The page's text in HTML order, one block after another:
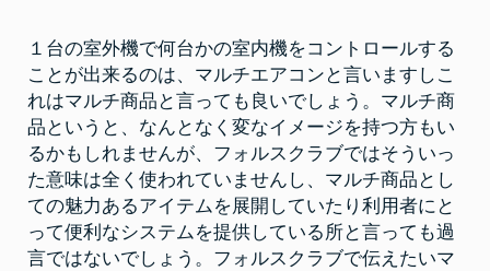
品
と
し
て
コ
ン
ト
ロ
ー
ル
で
き
る
か
１台の室外機で何台かの室内機をコントロールする
ことが出来るのは、マルチエアコンと言いますしこ
れはマルチ商品と言っても良いでしょう。マルチ商
品というと、なんとなく変なイメージを持つ方もい
るかもしれませんが、フォルスクラブではそういっ
た意味は全く使われていませんし、マルチ商品とし
ての魅力あるアイテムを展開していたり利用者にと
って便利なシステムを提供している所と言っても過
言ではないでしょう。フォルスクラブで伝えたいマ